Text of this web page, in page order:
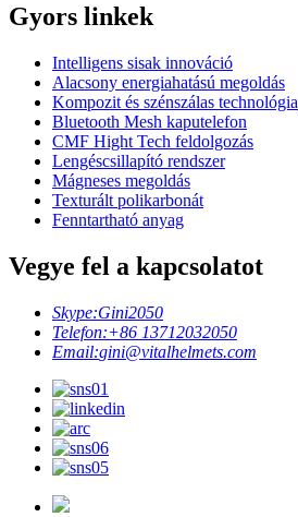
Gyors linkek
Intelligens sisak innováció
Alacsony energiahatású megoldás
Kompozit és szénszálas technológia
Bluetooth Mesh kaputelefon
CMF Hight Tech feldolgozás
Lengéscsillapító rendszer
Mágneses megoldás
Texturált polikarbonát
Fenntartható anyag
Vegye fel a kapcsolatot
Skype:Gini2050
Telefon:+86 13712032050
Email:gini@vitalhelmets.com